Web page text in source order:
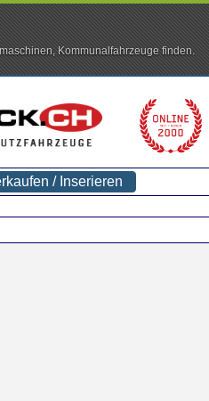
/ Inserieren
Kommunalfahrzeuge finden.